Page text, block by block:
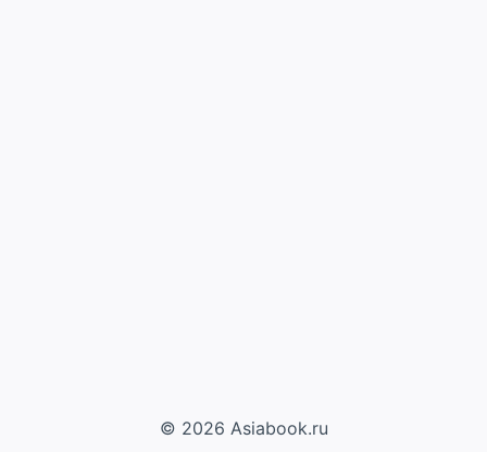
© 2026 Asiabook.ru